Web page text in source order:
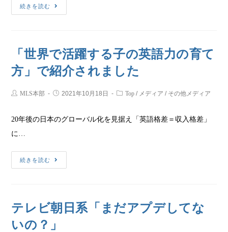
続きを読む
「世界で活躍する子の英語力の育て
方」で紹介されました
MLS本部 2021年10月18日 Top / メディア / その他メディア
20年後の日本のグローバル化を見据え「英語格差＝収入格差」
に…
続きを読む
テレビ朝日系「まだアプデしてな
いの？」